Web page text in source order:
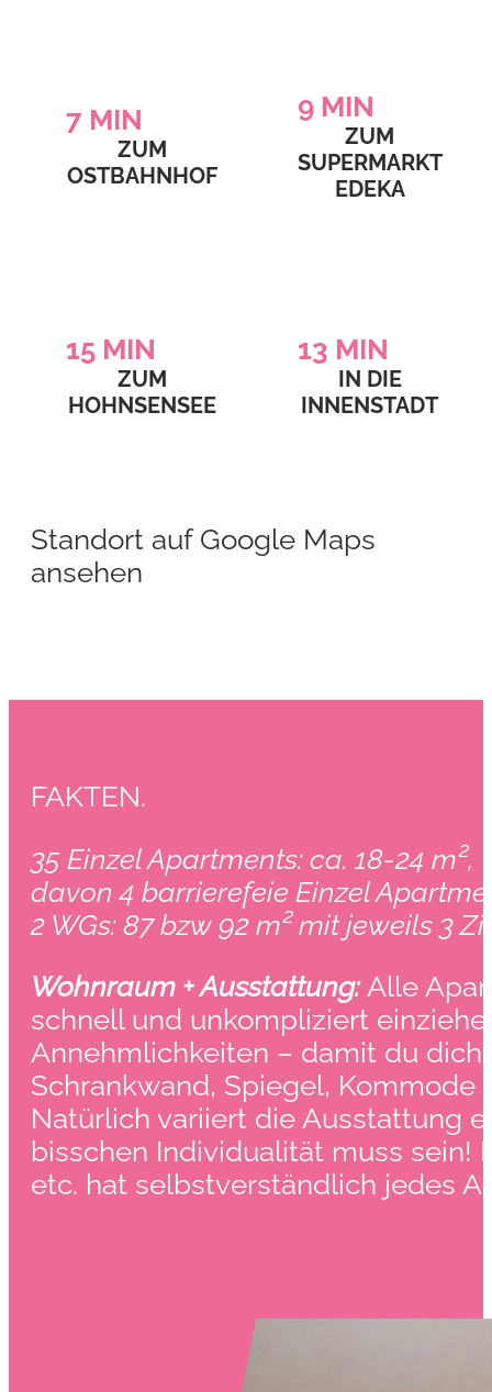
Standort auf Google Maps
ansehen
7 MIN
ZUM
OSTBAHNHOF
9 MIN
ZUM
SUPERMARKT
EDEKA
15 MIN
ZUM
HOHNSENSEE
13 MIN
IN DIE
INNENSTADT
FAKTEN.
35 Einzel Apartments: ca. 18-24 m²,
davon 4 barrierefeie Einzel
2 WGs: 87 bzw 92 m² mit jeweils 3
Wohnraum + Ausstattung: Alle
schnell und unkompliziert
Annehmlichkeiten – damit du
Schrankwand, Spiegel,
Natürlich variiert die Ausstattung
bisschen Individualität muss sein!
etc. hat selbstverständlich jedes